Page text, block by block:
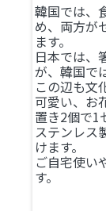
韓国では、
め、両方が
ます。
日本では、
が、韓国で
この辺も文
可愛い、お
置き2個で1
ステンレス
けます。
ご自宅使い
す。